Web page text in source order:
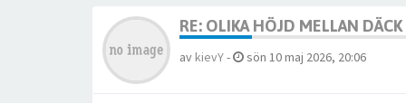
RE: OLIKA HÖJD MELLAN
av kievY- sön 10 maj 2026, 20:06